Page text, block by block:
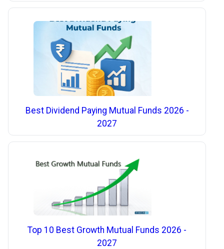
Best Dividend Paying Mutual Funds 2026 -
2027
Top 10 Best Growth Mutual Funds 2026 -
2027